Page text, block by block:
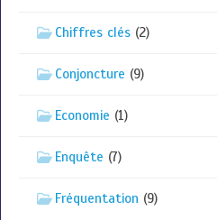
Chiffres clés (2)
Conjoncture (9)
Economie (1)
Enquête (7)
Fréquentation (9)